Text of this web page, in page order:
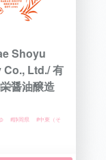
Shoyu
Ltd./ 有
醤油醸造
are a...
#静岡県
#中東（そ